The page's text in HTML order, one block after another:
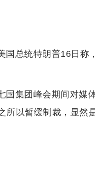
国总统特朗普16日称
集团峰会期间对媒
以暂缓制裁，显然